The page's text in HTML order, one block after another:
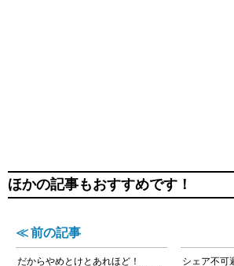
ほかの記事もおすすめです！
≪ 前の記事
だからやめとけとあれほど！
シェア不可